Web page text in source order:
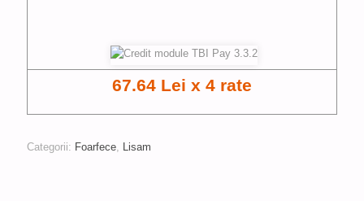
67.64 Lei x 4 rate
Categorii: Foarfece, Lisam